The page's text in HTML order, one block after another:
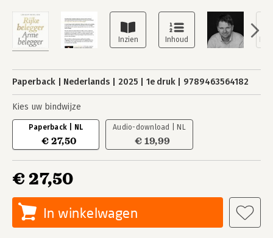
Paperback Nederlands 2025 1e druk 9789463564182
Kies uw bindwijze
Paperback | NL
€ 27,50
Audio-download | NL
€ 19,99
€ 27,50
In winkelwagen